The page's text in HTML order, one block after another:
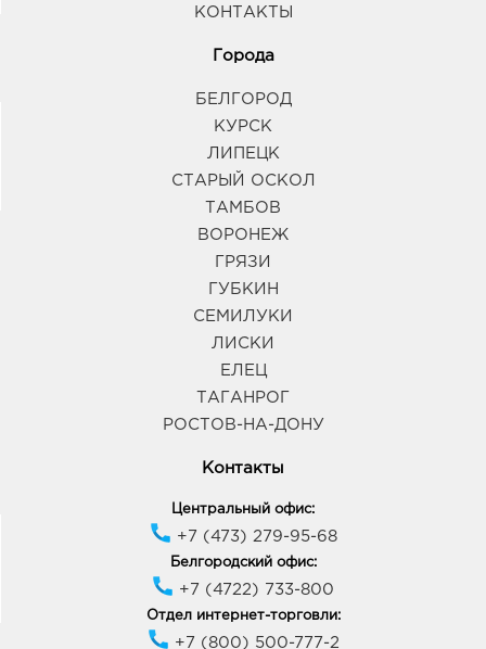
КОНТАКТЫ
Города
БЕЛГОРОД
КУРСК
ЛИПЕЦК
СТАРЫЙ ОСКОЛ
ТАМБОВ
ВОРОНЕЖ
ГРЯЗИ
ГУБКИН
СЕМИЛУКИ
ЛИСКИ
ЕЛЕЦ
ТАГАНРОГ
РОСТОВ-НА-ДОНУ
Контакты
Центральный офис:
+7 (473) 279-95-68
Белгородский офис:
+7 (4722) 733-800
Отдел интернет-торговли:
+7 (800) 500-777-2